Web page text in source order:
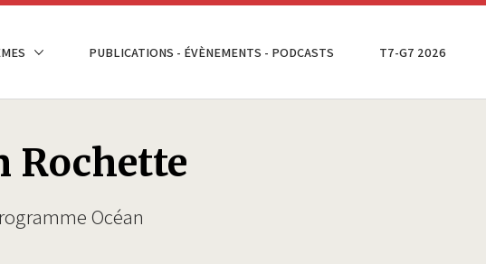
PUBLICATIONS - ÉVÈNEMENTS - PODCASTS T7-G7 2026
Rochette
Océan